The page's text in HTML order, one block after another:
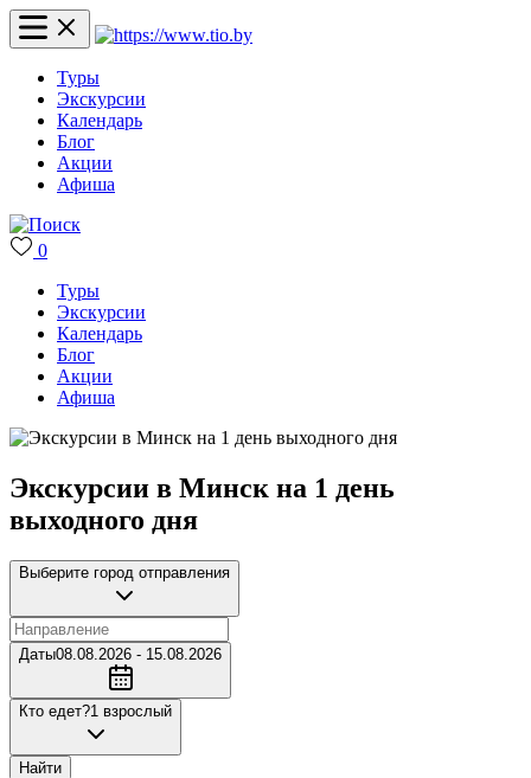
Туры
Экскурсии
Календарь
Блог
Акции
Афиша
0
Туры
Экскурсии
Календарь
Блог
Акции
Афиша
Экскурсии в Минск на 1 день
выходного дня
Выберите город отправления
Даты08.08.2026 - 15.08.2026
Кто едет?1 взрослый
Найти